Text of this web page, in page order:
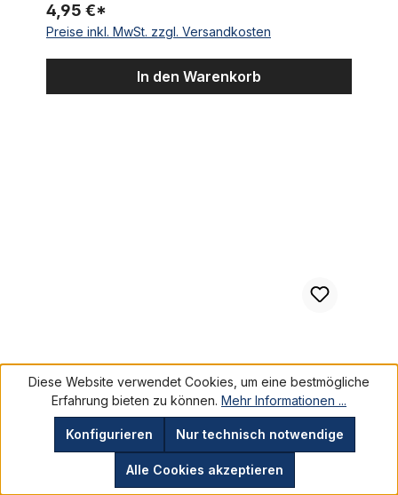
4,95 €*
Preise inkl. MwSt. zzgl. Versandkosten
In den Warenkorb
Bananensattel Sparkling Red
HL-2002-R
35,95 €*
Preise inkl. MwSt. zzgl. Versandkosten
Diese Website verwendet Cookies, um eine bestmögliche
Erfahrung bieten zu können. Mehr Informationen ...
Nur technisch notwendige
Konfigurieren
Alle Cookies akzeptieren